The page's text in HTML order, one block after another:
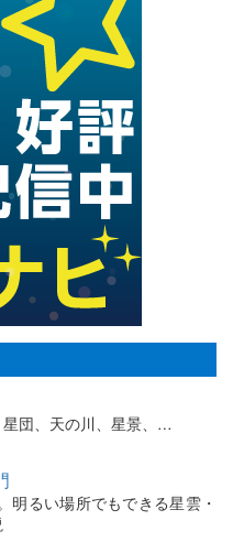
団、天の川、星景、…
明るい場所でもできる星雲・